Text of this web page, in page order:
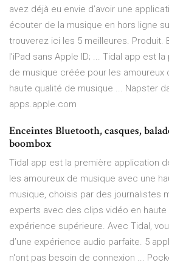
avez déjà eu envie d’avoir une
écouter de la musique en hors ligne
trouverez ici les 5 meilleures. Produit.
l’iPad sans Apple ID; ... Tidal app est
de musique créée pour les amoureux
haute qualité de musique ... ‎Napster
apps.apple.com
Enceintes Bluetooth, casques,
boombox
Tidal app est la première application
les amoureux de musique avec une
musique, choisis par des journalistes
experts avec des clips vidéo en
expérience supérieure. Avec Tidal,
d’une expérience audio parfaite. 5
n'ont pas besoin de connexion ...